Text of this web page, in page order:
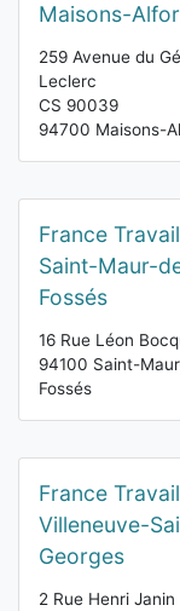
Maisons-
259 Avenue du
Leclerc
CS 90039
94700 Maisons-
France
Saint-Maur-
Fossés
16 Rue Léon
94100 Saint-
Fossés
France
Villeneuve-
Georges
2 Rue Henri Janin